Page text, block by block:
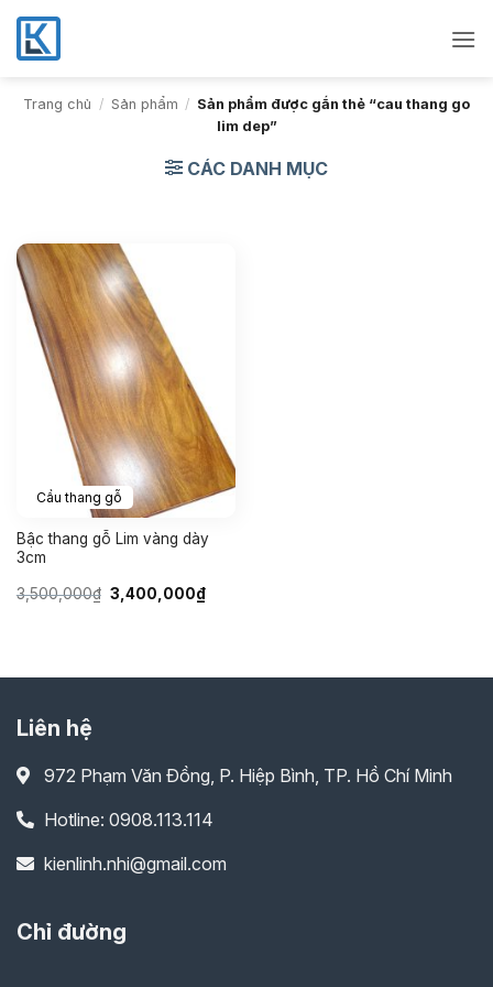
Bỏ
qua
nội
dungTrang chủ / Sản phẩm / Sản phẩm được gắn thẻ “cau thang go
lim dep”
CÁC DANH MỤC
Cầu thang gỗ
Bậc thang gỗ Lim vàng dày
3cm
3,500,000₫ Giá
gốc
3,400,000₫Giá
hiện
Liên hệ
972 Phạm Văn Đồng, P. Hiệp Bình, TP. Hồ Chí Minh
Hotline: 0908.113.114
kienlinh.nhi@gmail.com
Chỉ đường